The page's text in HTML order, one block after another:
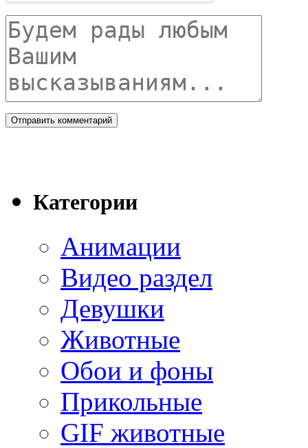
Категории
Анимации
Видео раздел
Девушки
Животные
Обои и фоны
Прикольные
GIF животные